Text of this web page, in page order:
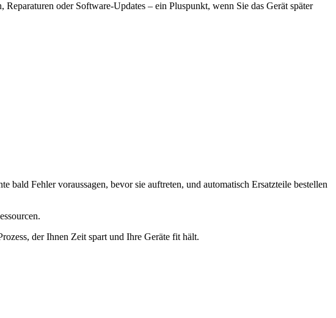
oder Software-Updates – ein Pluspunkt, wenn Sie das Gerät später
Fehler voraussagen, bevor sie auftreten, und automatisch Ersatzteile bestellen
der Ihnen Zeit spart und Ihre Geräte fit hält.